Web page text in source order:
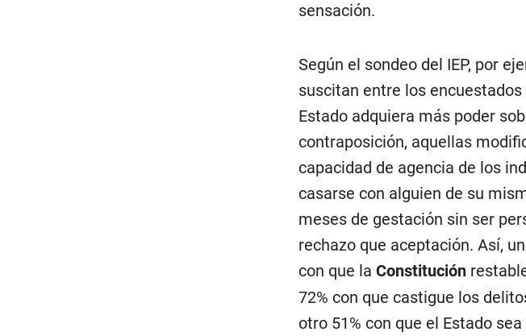
sensación.
Según el sondeo del IEP, por
suscitan entre los
Estado adquiera más poder
contraposición, aquellas
capacidad de agencia de los
casarse con alguien de su
meses de gestación sin ser
rechazo que aceptación. Así,
con que la Constitución
72% con que castigue los
otro 51% con que el Estado